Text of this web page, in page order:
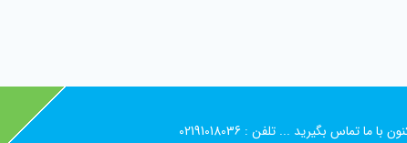
با ما تماس بگیرید ... تلفن : 02191018036